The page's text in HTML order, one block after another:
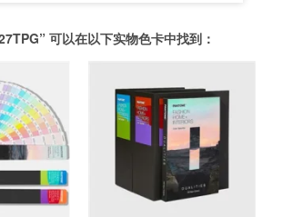
可以在以下实物色卡中找到：